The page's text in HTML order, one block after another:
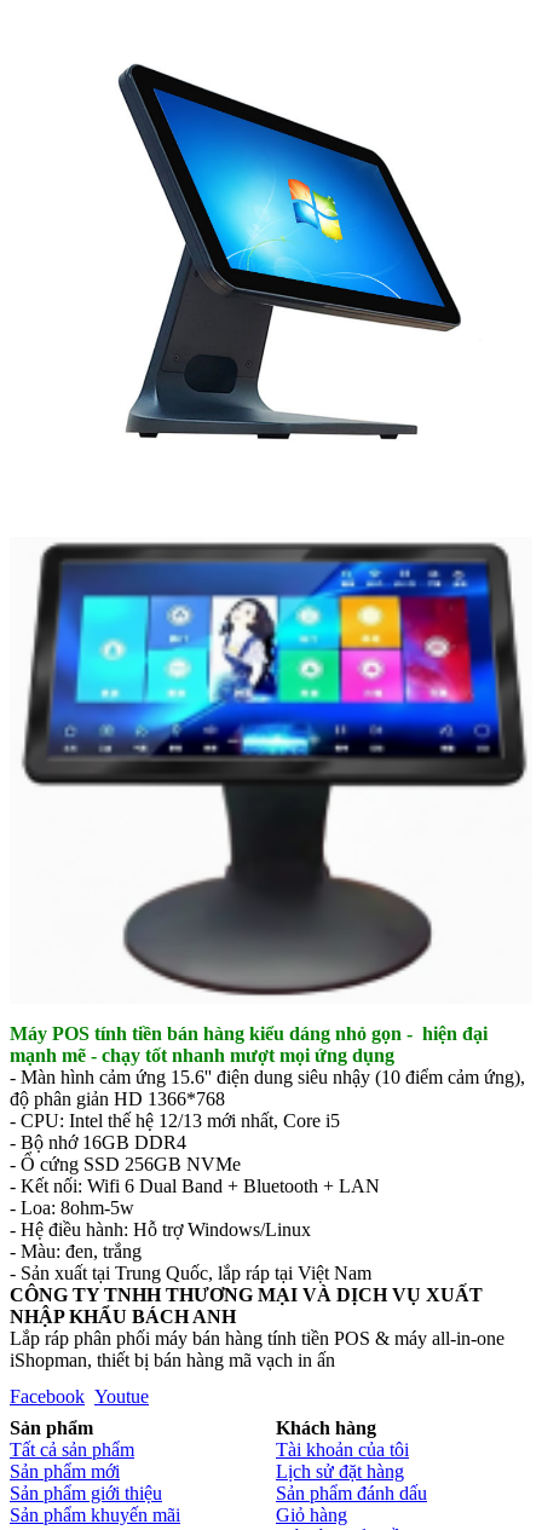
Máy POS tính tiền bán hàng kiểu dáng nhỏ gọn - hiện đại
mạnh mẽ - chạy tốt nhanh mượt mọi ứng dụng
- Màn hình cảm ứng 15.6'' điện dung siêu nhậy (10 điểm cảm ứng),
độ phân giản HD 1366*768
- CPU: Intel thế hệ 12/13 mới nhất, Core i5
- Bộ nhớ 16GB DDR4
- Ổ cứng SSD 256GB NVMe
- Kết nối: Wifi 6 Dual Band + Bluetooth + LAN
- Loa: 8ohm-5w
- Hệ điều hành: Hỗ trợ Windows/Linux
- Màu: đen, trắng
- Sản xuất tại Trung Quốc, lắp ráp tại Việt Nam
CÔNG TY TNHH THƯƠNG MẠI VÀ DỊCH VỤ XUẤT
NHẬP KHẨU BÁCH ANH
Lắp ráp phân phối máy bán hàng tính tiền POS & máy all-in-one
iShopman, thiết bị bán hàng mã vạch in ấn
Facebook Youtue
Sản phẩm
Tất cả sản phẩm
Sản phẩm mới
Sản phẩm giới thiệu
Sản phẩm khuyến mãi
Khách hàng
Tài khoản của tôi
Lịch sử đặt hàng
Sản phẩm đánh dấu
Giỏ hàng